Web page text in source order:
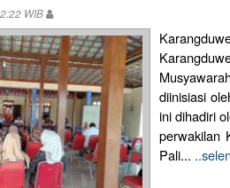
WIB
diinisiasi
ini dihadiri
perwakilan
Pali...